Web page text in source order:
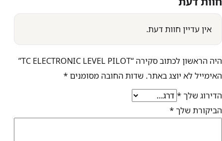
אין עדיין חוות דעת.
היה הראשון לכתוב סקירה “TC ELECTRONIC LEVEL PILOT”
האימייל לא יוצג באתר. שדות החובה מסומנים *
הדירוג שלך*
הביקורת שלך*